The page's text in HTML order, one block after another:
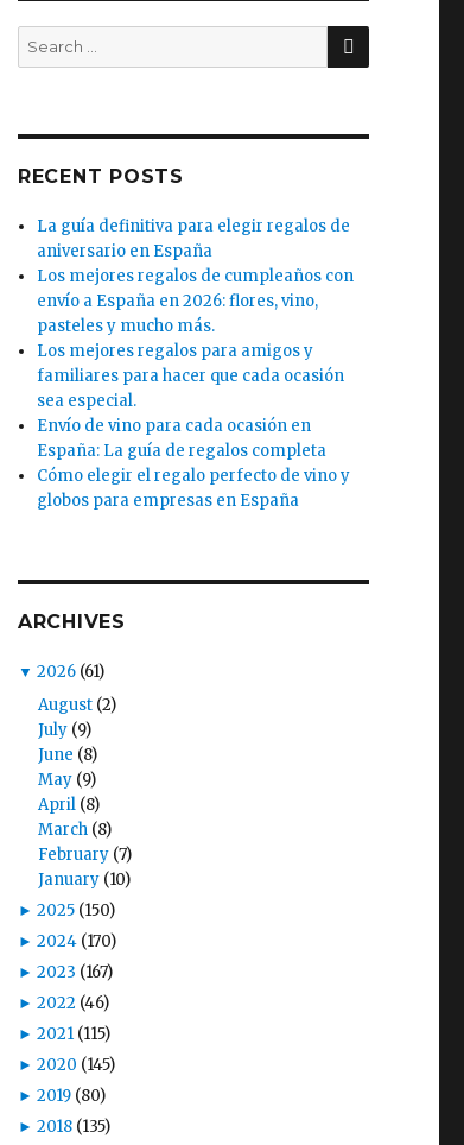
Search
for:
SEARCH
RECENT POSTS
La guía definitiva para elegir regalos de
aniversario en España
Los mejores regalos de cumpleaños con
envío a España en 2026: flores, vino,
pasteles y mucho más.
Los mejores regalos para amigos y
familiares para hacer que cada ocasión
sea especial.
Envío de vino para cada ocasión en
España: La guía de regalos completa
Cómo elegir el regalo perfecto de vino y
globos para empresas en España
ARCHIVES
▼ 2026 (61)
August (2)
July (9)
June (8)
May (9)
April (8)
March (8)
February (7)
January (10)
► 2025 (150)
► 2024 (170)
► 2023 (167)
► 2022 (46)
► 2021 (115)
► 2020 (145)
► 2019 (80)
► 2018 (135)